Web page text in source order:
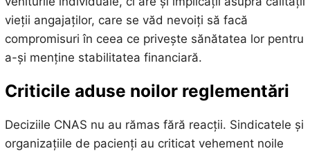
vieții angajaților, care se văd nevoiți să facă
compromisuri în ceea ce privește sănătatea lor pentru
a-și menține stabilitatea financiară.
Criticile aduse noilor reglementări
Deciziile CNAS nu au rămas fără reacții. Sindicatele și
organizațiile de pacienți au criticat vehement noile